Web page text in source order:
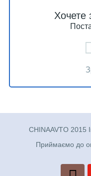
Хочете
CHINAAVTO 2015
Приймаємо до